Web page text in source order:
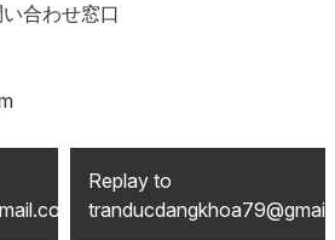
合わせ窓口
Replay to